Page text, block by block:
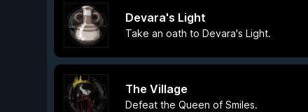
Devara's Light
Take an oath to Devara's Light.
The Village
Defeat the Queen of Smiles.